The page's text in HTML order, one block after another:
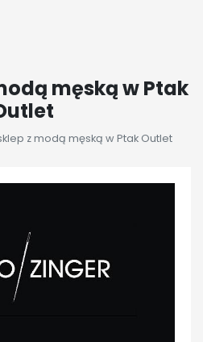
męską w Ptak
z modą męską w Ptak Outlet